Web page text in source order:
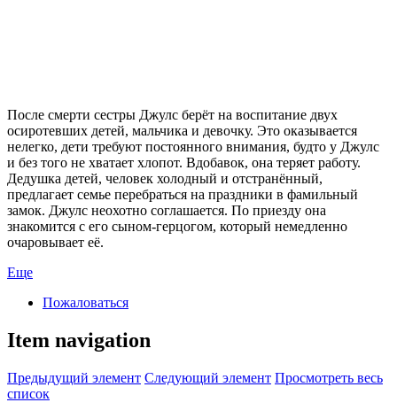
После смерти сестры Джулс берёт на воспитание двух
осиротевших детей, мальчика и девочку. Это оказывается
нелегко, дети требуют постоянного внимания, будто у Джулс
и без того не хватает хлопот. Вдобавок, она теряет работу.
Дедушка детей, человек холодный и отстранённый,
предлагает семье перебраться на праздники в фамильный
замок. Джулс неохотно соглашается. По приезду она
знакомится с его сыном-герцогом, который немедленно
очаровывает её.
Еще
Пожаловаться
Item navigation
Предыдущий элемент Следующий элемент Просмотреть весь
список